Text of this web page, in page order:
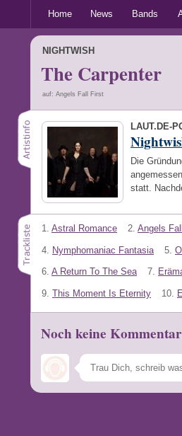
Home News Bands
NIGHTWISH
The Carpenter
auf: Angels Fall First
LAUT.DE-
Die
statt.
1. Astral Romance 2. Angels
4. Nymphomaniac Fantasia 5.
6. A Return To The Sea 7.
9. This Moment Is Eternity 10.
Noch keine